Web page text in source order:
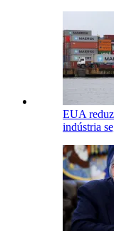
EUA
indústria